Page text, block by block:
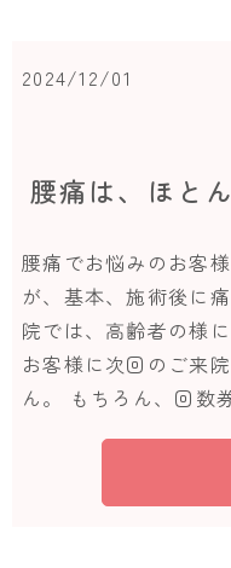
2024/12/01
腰痛は、ほと
腰痛でお悩みのお客
が、基本、施術後に
院では、高齢者の様
お客様に次回のご来
ん。 もちろん、回数